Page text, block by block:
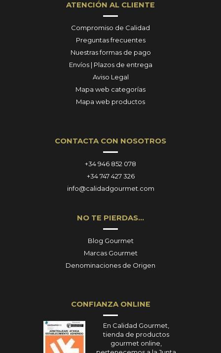
ATENCIÓN AL CLIENTE
Compromiso de Calidad
Preguntas frecuentes
Nuestras formas de pago
Envíos | Plazos de entrega
Aviso Legal
Mapa web categorías
Mapa web productos
CONTACTA CON NOSOTROS
+34 946 852 078
+34 747 427 326
info@calidadgourmet.com
NO TE PIERDAS…
Blog Gourmet
Marcas Gourmet
Denominaciones de Origen
CONFIANZA ONLINE
En Calidad Gourmet,
tienda de productos
gourmet online,